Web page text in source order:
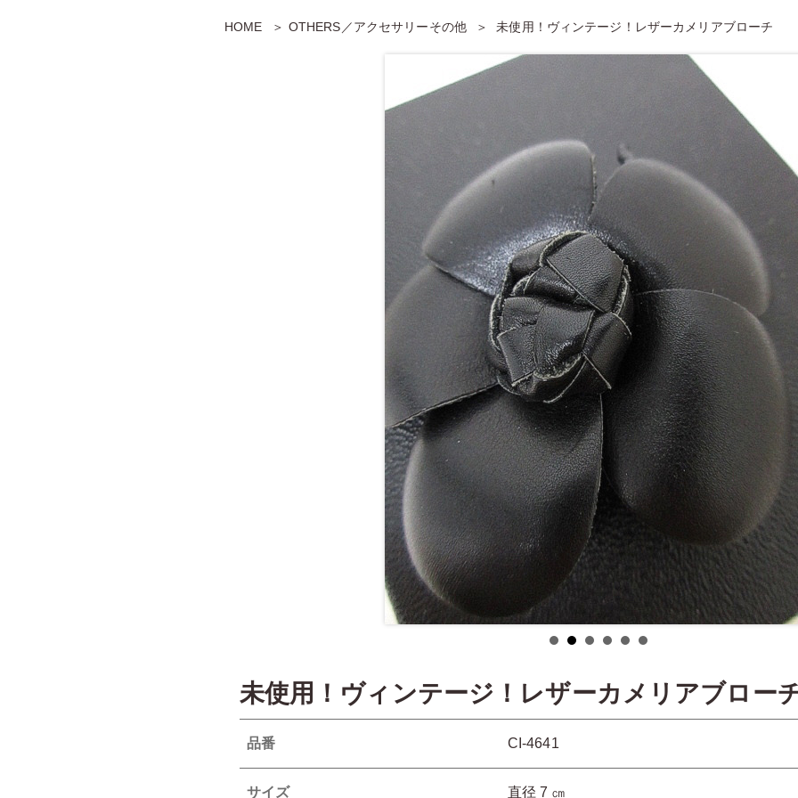
HOME OTHERS／アクセサリーその他 未使用！ヴィンテージ！レザーカメリアブローチ
未使用！ヴィンテージ！レザーカメリアブロー
品番 CI-4641
サイズ 直径 7 ㎝